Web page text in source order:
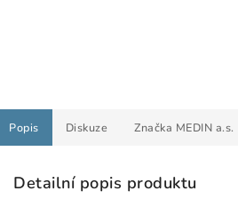
Popis Diskuze Značka MEDIN a.s.
Detailní popis produktu